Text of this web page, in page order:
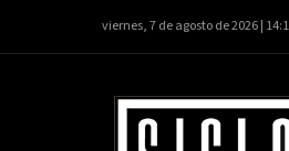
viernes, 7 de agosto de 2026 |